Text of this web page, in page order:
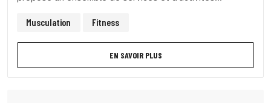
Musculation Fitness
EN SAVOIR PLUS